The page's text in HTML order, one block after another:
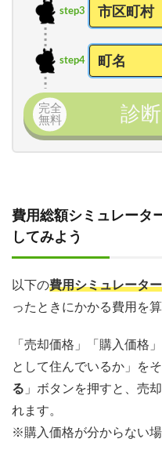
step3
step4
完全
無料
診
費用総額シミュレータ
してみよう
以下の費用シミュレーター
ったときにかかる費用を
「売却価格」「購入価格
として住んでいるか」を
る 」ボタンを押すと、売
れます。
※購入価格が分からない場